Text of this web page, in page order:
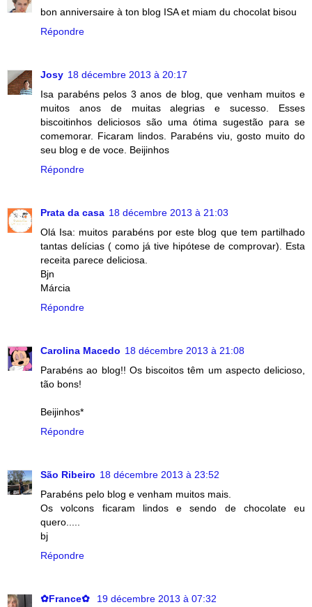
bon anniversaire à ton blog ISA et miam du chocolat bisou
Répondre
Josy 18 décembre 2013 à 20:17
Isa parabéns pelos 3 anos de blog, que venham muitos e
muitos anos de muitas alegrias e sucesso. Esses
biscoitinhos deliciosos são uma ótima sugestão para se
comemorar. Ficaram lindos. Parabéns viu, gosto muito do
seu blog e de voce. Beijinhos
Répondre
Prata da casa 18 décembre 2013 à 21:03
Olá Isa: muitos parabéns por este blog que tem partilhado
tantas delícias ( como já tive hipótese de comprovar). Esta
receita parece deliciosa.
Bjn
Márcia
Répondre
Carolina Macedo 18 décembre 2013 à 21:08
Parabéns ao blog!! Os biscoitos têm um aspecto delicioso,
tão bons!
Beijinhos*
Répondre
São Ribeiro 18 décembre 2013 à 23:52
Parabéns pelo blog e venham muitos mais.
Os volcons ficaram lindos e sendo de chocolate eu
quero.....
bj
Répondre
✿France✿
19 décembre 2013 à 07:32